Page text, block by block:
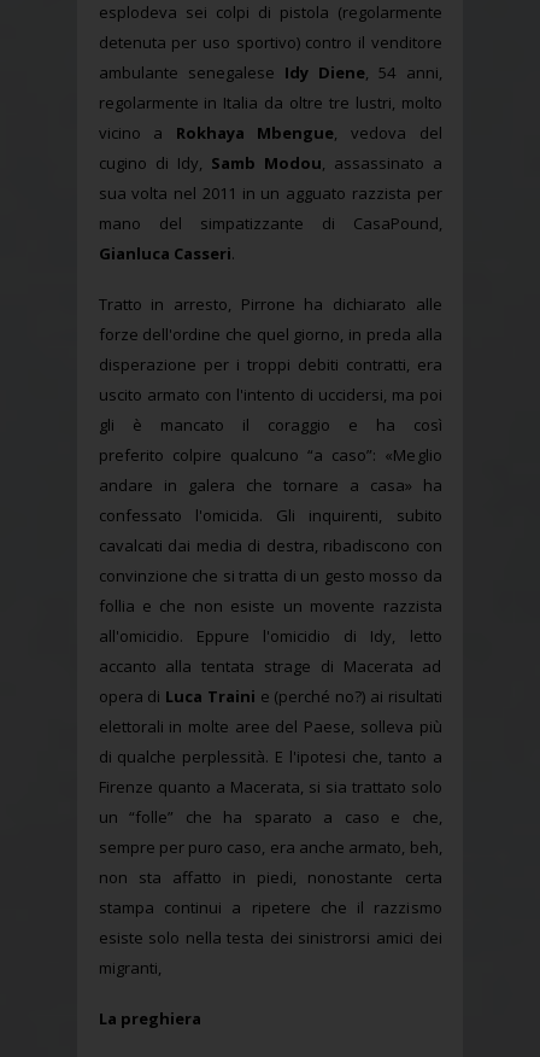
esplodeva sei colpi di pistola (regolarmente
detenuta per uso sportivo) contro il venditore
ambulante senegalese Idy Diene, 54 anni,
regolarmente in Italia da oltre tre lustri, molto
vicino a Rokhaya Mbengue, vedova del
cugino di Idy, Samb Modou, assassinato a
sua volta nel 2011 in un agguato razzista per
mano del simpatizzante di CasaPound,
Gianluca Casseri.
Tratto in arresto, Pirrone ha dichiarato alle
forze dell'ordine che quel giorno, in preda alla
disperazione per i troppi debiti contratti, era
uscito armato con l'intento di uccidersi, ma poi
gli è mancato il coraggio e ha così
preferito colpire qualcuno “a caso”: «Meglio
andare in galera che tornare a casa» ha
confessato l'omicida. Gli inquirenti, subito
cavalcati dai media di destra, ribadiscono con
convinzione che si tratta di un gesto mosso da
follia e che non esiste un movente razzista
all'omicidio. Eppure l'omicidio di Idy, letto
accanto alla tentata strage di Macerata ad
opera di Luca Traini e (perché no?) ai risultati
elettorali in molte aree del Paese, solleva più
di qualche perplessità. E l'ipotesi che, tanto a
Firenze quanto a Macerata, si sia trattato solo
un “folle” che ha sparato a caso e che,
sempre per puro caso, era anche armato, beh,
non sta affatto in piedi, nonostante certa
stampa continui a ripetere che il razzismo
esiste solo nella testa dei sinistrorsi amici dei
migranti,
La preghiera